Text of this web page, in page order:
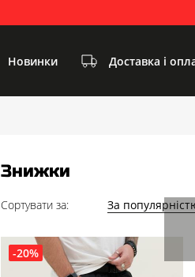
Новинки Доставка і
Знижки
Сортувати за: За
-20%